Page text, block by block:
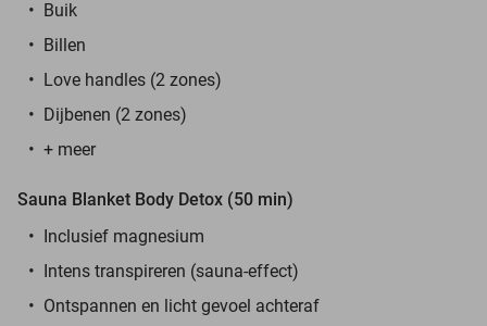
Buik
Billen
Love handles (2 zones)
Dijbenen (2 zones)
+ meer
Sauna Blanket Body Detox (50 min)
Inclusief magnesium
Intens transpireren (sauna-effect)
Ontspannen en licht gevoel achteraf